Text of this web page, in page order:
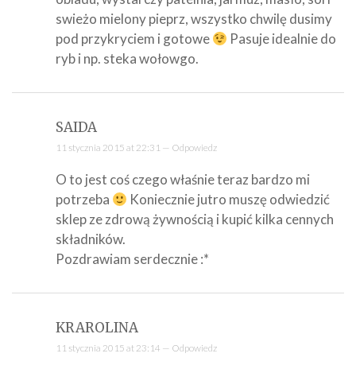
swieżo mielony pieprz, wszystko chwilę dusimy
pod przykryciem i gotowe
Pasuje idealnie do
ryb i np. steka wołowgo.
SAIDA
11 stycznia 2015 at 22:31 — Odpowiedz
O to jest coś czego właśnie teraz bardzo mi
potrzeba
Koniecznie jutro muszę odwiedzić
sklep ze zdrową żywnością i kupić kilka cennych
składników.
Pozdrawiam serdecznie :*
KRAROLINA
11 stycznia 2015 at 23:14 — Odpowiedz